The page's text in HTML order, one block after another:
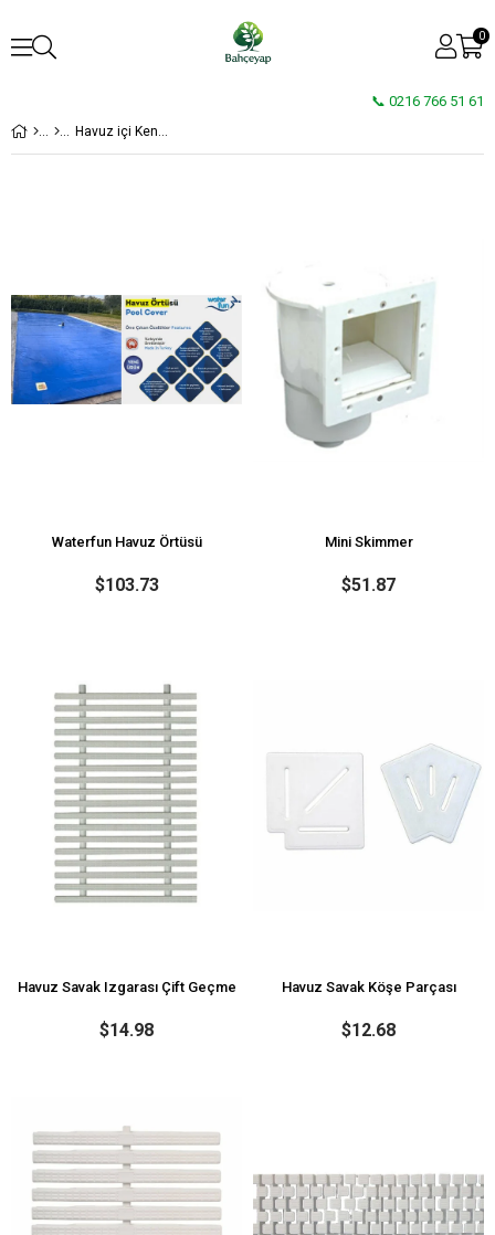
0
📞 0216 766 51 61
Havuz içi Kenar Ekipmanları
Waterfun Havuz Örtüsü
$103.73
Mini Skimmer
$51.87
Havuz Savak Izgarası Çift Geçme
$14.98
Havuz Savak Köşe Parçası
$12.68